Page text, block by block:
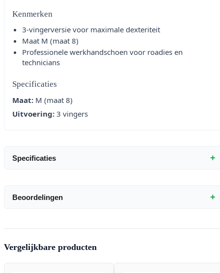
Kenmerken
3-vingerversie voor maximale dexteriteit
Maat M (maat 8)
Professionele werkhandschoen voor roadies en
technicians
Specificaties
Maat: M (maat 8)
Uitvoering: 3 vingers
Specificaties +
Beoordelingen +
Vergelijkbare producten